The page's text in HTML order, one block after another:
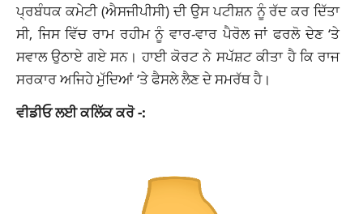
ਪ੍ਰਬੰਧਕ ਕਮੇਟੀ (ਐਸਜੀਪੀਸੀ) ਦੀ ਉਸ ਪਟੀਸ਼ਨ ਨੂੰ ਰੱਦ ਕਰ ਦਿੱਤਾ
ਸੀ, ਜਿਸ ਵਿੱਚ ਰਾਮ ਰਹੀਮ ਨੂੰ ਵਾਰ-ਵਾਰ ਪੈਰੋਲ ਜਾਂ ਫਰਲੋ ਦੇਣ ‘ਤੇ
ਸਵਾਲ ਉਠਾਏ ਗਏ ਸਨ। ਹਾਈ ਕੋਰਟ ਨੇ ਸਪੱਸ਼ਟ ਕੀਤਾ ਹੈ ਕਿ ਰਾਜ
ਸਰਕਾਰ ਅਜਿਹੇ ਮੁੱਦਿਆਂ ‘ਤੇ ਫੈਸਲੇ ਲੈਣ ਦੇ ਸਮਰੱਥ ਹੈ।
ਵੀਡੀਓ ਲਈ ਕਲਿੱਕ ਕਰੋ -: